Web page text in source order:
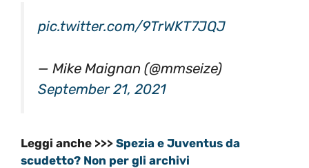
pic.twitter.com/9TrWKT7JQJ
— Mike Maignan (@mmseize)
September 21, 2021
Leggi anche >>> Spezia e Juventus da
scudetto? Non per gli archivi